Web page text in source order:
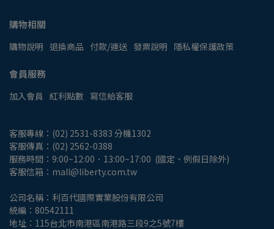
購物相關
購物說明 退換商品 付款/運送 發票說明 隱私權保護政策
會員服務
加入會員 紅利點數 寫信給客服
客服專線：(02) 2531-8383 分機1302
客服傳真：(02) 2562-0388
服務時間：9:00~12:00．13:00~17:00  (國定、例假日除外)
客服信箱：mall@liberty.com.tw
公司名稱：利百代國際實業股份有限公司
統編：80542111
地址：115台北市南港區南港路三段9之5號7樓